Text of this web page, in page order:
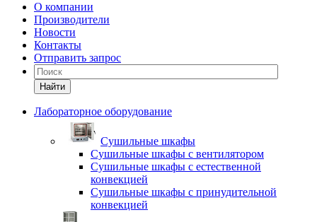
О компании
Производители
Новости
Контакты
Отправить запрос
Найти
Лабораторное оборудование
Cушильные шкафы
Сушильные шкафы с вентилятором
Сушильные шкафы с естественной
конвекцией
Сушильные шкафы с принудительной
конвекцией